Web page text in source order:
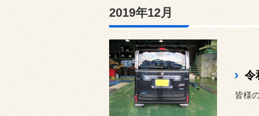
2019年12月
令